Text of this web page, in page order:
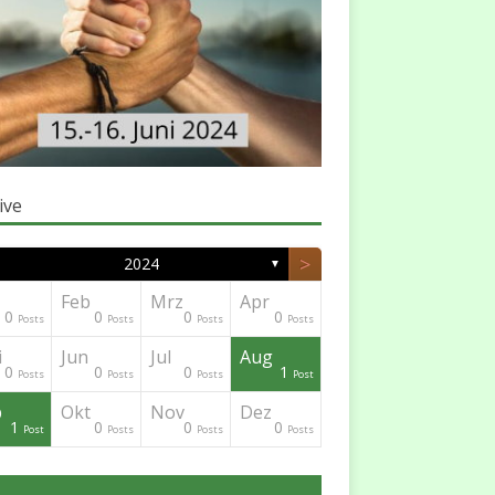
2024 ▼ >
0 Posts
Feb
0 Posts
Mrz
0 Posts
Apr
0 Posts
0 Posts
Jun
0 Posts
Jul
0 Posts
Aug
1 Post
1 Post
Okt
0 Posts
Nov
0 Posts
Dez
0 Posts